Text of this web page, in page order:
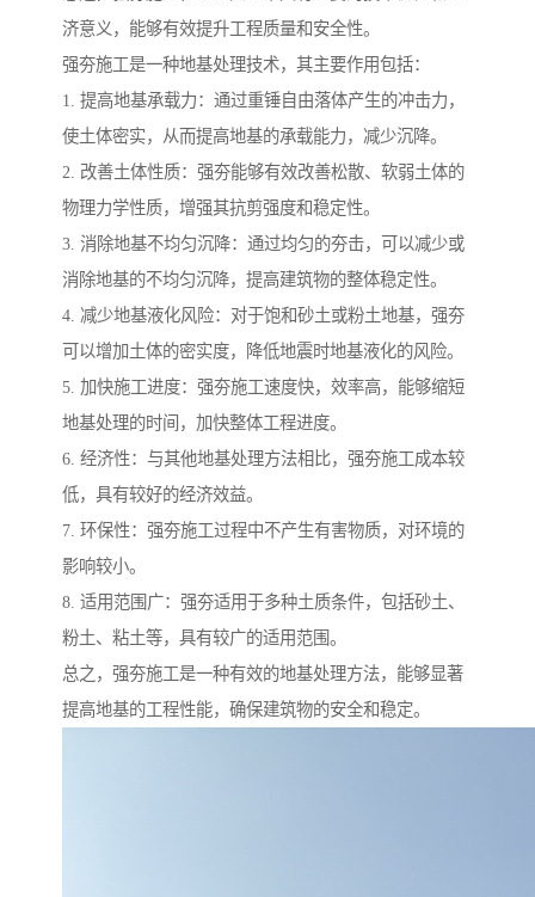
济意义，能够有效提升工程质量和安全性。
强夯施工是一种地基处理技术，其主要作用包括：
1. 提高地基承载力：通过重锤自由落体产生的冲击力，
使土体密实，从而提高地基的承载能力，减少沉降。
2. 改善土体性质：强夯能够有效改善松散、软弱土体的
物理力学性质，增强其抗剪强度和稳定性。
3. 消除地基不均匀沉降：通过均匀的夯击，可以减少或
消除地基的不均匀沉降，提高建筑物的整体稳定性。
4. 减少地基液化风险：对于饱和砂土或粉土地基，强夯
可以增加土体的密实度，降低地震时地基液化的风险。
5. 加快施工进度：强夯施工速度快，效率高，能够缩短
地基处理的时间，加快整体工程进度。
6. 经济性：与其他地基处理方法相比，强夯施工成本较
低，具有较好的经济效益。
7. 环保性：强夯施工过程中不产生有害物质，对环境的
影响较小。
8. 适用范围广：强夯适用于多种土质条件，包括砂土、
粉土、粘土等，具有较广的适用范围。
总之，强夯施工是一种有效的地基处理方法，能够显著
提高地基的工程性能，确保建筑物的安全和稳定。